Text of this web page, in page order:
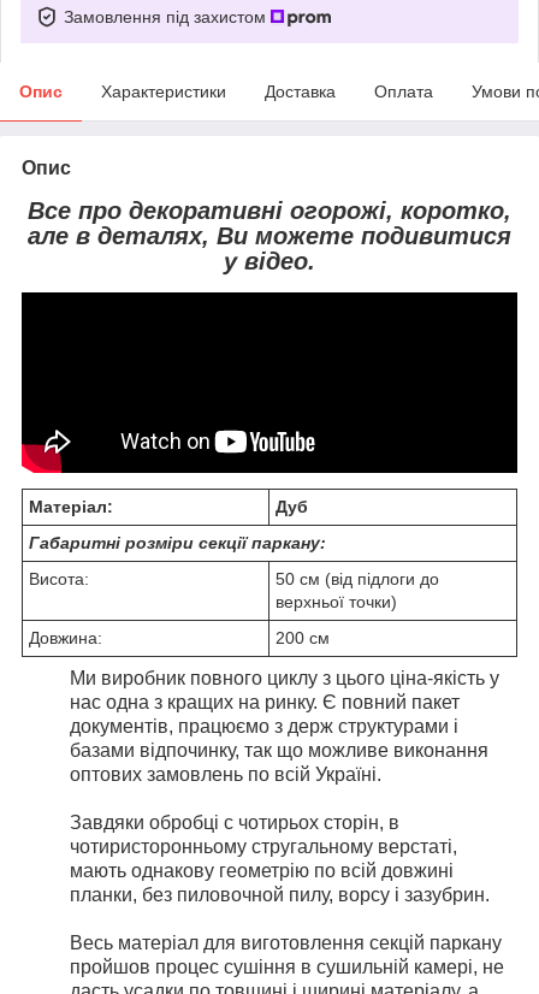
Замовлення під захистом
Опис Характеристики Доставка Оплата Умови
Опис
Все про декоративні огорожі, коротко,
але в деталях, Ви можете подивитися
у відео.
Матеріал:
Дуб
Габаритні розміри секції паркану:
Висота:
50 см (від підлоги до
верхньої точки)
Довжина:
200 см
Ми виробник повного циклу з цього ціна-якість у
нас одна з кращих на ринку. Є повний пакет
документів, працюємо з держ структурами і
базами відпочинку, так що можливе виконання
оптових замовлень по всій Україні.
Завдяки обробці c чотирьох сторін, в
чотиристоронньому стругальному верстаті,
мають однакову геометрію по всій довжині
планки, без пиловочной пилу, ворсу і зазубрин.
Весь матеріал для виготовлення секцій паркану
пройшов процес сушіння в сушильній камері, не